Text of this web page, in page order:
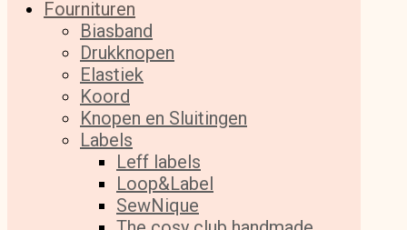
Fournituren
Biasband
Drukknopen
Elastiek
Koord
Knopen en Sluitingen
Labels
Leff labels
Loop&Label
SewNique